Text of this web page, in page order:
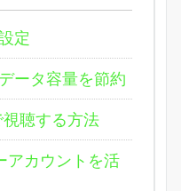
定
ータ容量を節約
聴する方法
アカウントを活